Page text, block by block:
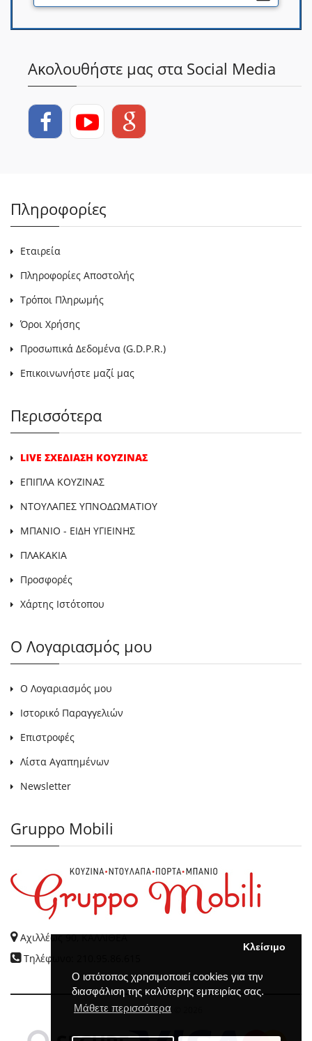
Ο ιστότοπος χρησιμοποιεί cookies για την
διασφάλιση της καλύτερης εμπειρίας σας.
Μάθετε περισσότερα
Κλείσιμο
Ακολουθήστε μας στα Social Media
Πληροφορίες
Εταιρεία
Πληροφορίες Αποστολής
Τρόποι Πληρωμής
Όροι Χρήσης
Προσωπικά Δεδομένα (G.D.P.R.)
Επικοινωνήστε μαζί μας
Περισσότερα
LIVE ΣΧΕΔΙΑΣΗ ΚΟΥΖΙΝΑΣ
ΕΠΙΠΛΑ ΚΟΥΖΙΝΑΣ
ΝΤΟΥΛΑΠΕΣ ΥΠΝΟΔΩΜΑΤΙΟΥ
ΜΠΑΝΙΟ - ΕΙΔΗ ΥΓΙΕΙΝΗΣ
ΠΛΑΚΑΚΙΑ
Προσφορές
Χάρτης Ιστότοπου
Ο Λογαριασμός μου
Ο Λογαριασμός μου
Ιστορικό Παραγγελιών
Επιστροφές
Λίστα Αγαπημένων
Newsletter
Gruppo Mobili
Αχιλλέως 90, ΚΑΛΛΙΘΕΑ
Τηλέφωνο: 210.95.86.615
GRUPPO MOBILI